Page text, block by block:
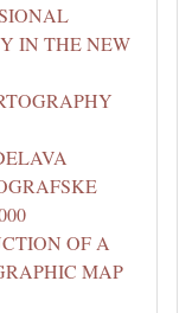
IN THE NEW
OF A
MAP